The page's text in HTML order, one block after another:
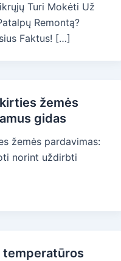
Turi Mokėti Už
Remontą?
Faktus! […]
žemės
gidas
žemės pardavimas:
norint uždirbti
temperatūros